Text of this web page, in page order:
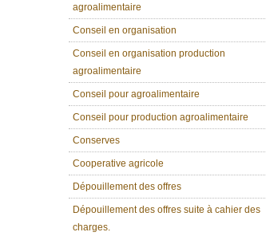
agroalimentaire
Conseil en organisation
Conseil en organisation production
agroalimentaire
Conseil pour agroalimentaire
Conseil pour production agroalimentaire
Conserves
Cooperative agricole
Dépouillement des offres
Dépouillement des offres suite à cahier des
charges.